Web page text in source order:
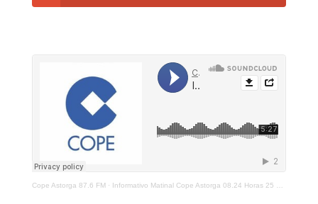
Cope Astorga 87.6 FM· Informativo Matinal Cope Astorga 08.24 Horas 25 de Agosto 2021